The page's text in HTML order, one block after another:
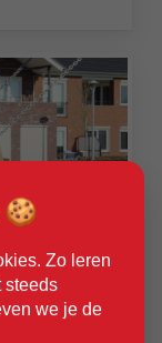
🍪
Zo leren
steeds
we je de